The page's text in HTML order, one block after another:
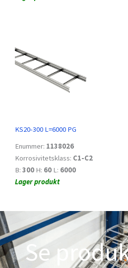
KS20-300 L=6000 PG
Enummer: 1138026
Korrosivitetsklass: C1-C2
B: 300 H: 60 L: 6000
Lager produkt
Se